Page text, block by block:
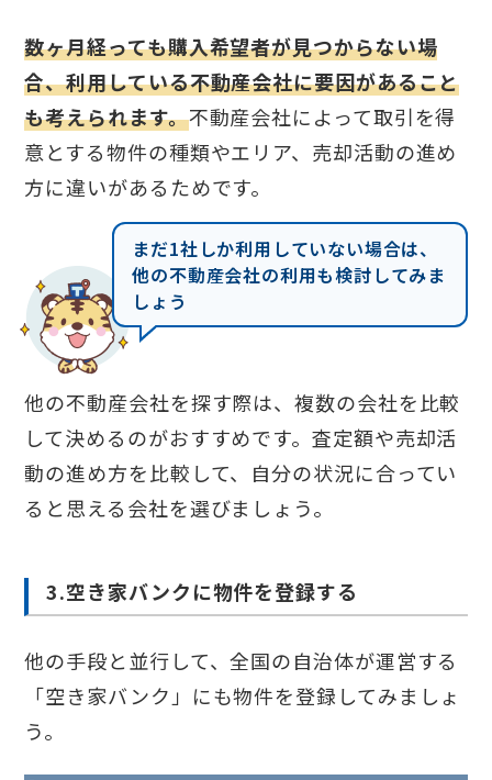
数ヶ月経っても購入希望者が見つからない場
合、利用している不動産会社に要因があること
も考えられます。不動産会社によって取引を得
意とする物件の種類やエリア、売却活動の進め
方に違いがあるためです。
まだ1社しか利用していない場合は、
他の不動産会社の利用も検討してみま
しょう
他の不動産会社を探す際は、複数の会社を比較
して決めるのがおすすめです。査定額や売却活
動の進め方を比較して、自分の状況に合ってい
ると思える会社を選びましょう。
3.空き家バンクに物件を登録する
他の手段と並行して、全国の自治体が運営する
「空き家バンク」にも物件を登録してみましょ
う。